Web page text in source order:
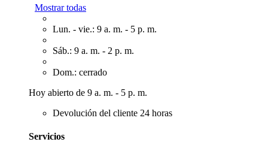
Mostrar todas
Lun. - vie.: 9 a. m. - 5 p. m.
Sáb.: 9 a. m. - 2 p. m.
Dom.: cerrado
Hoy abierto de 9 a. m. - 5 p. m.
Devolución del cliente 24 horas
Servicios